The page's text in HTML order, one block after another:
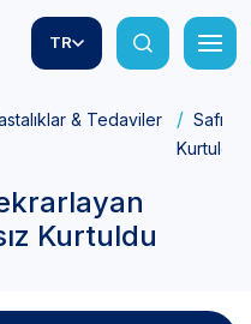
TR
& Tedaviler
Safra
Kurtuldu
Kurtuldu